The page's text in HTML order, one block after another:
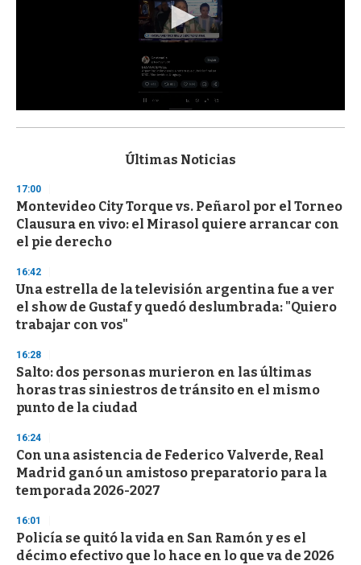
s
d
s
o
f
3
s
e
c
o
n
Últimas Noticias
17:00
Montevideo City Torque vs. Peñarol por el Torneo
Clausura en vivo: el Mirasol quiere arrancar con
el pie derecho
16:42
Una estrella de la televisión argentina fue a ver
el show de Gustaf y quedó deslumbrada: "Quiero
trabajar con vos"
16:28
Salto: dos personas murieron en las últimas
horas tras siniestros de tránsito en el mismo
punto de la ciudad
16:24
Con una asistencia de Federico Valverde, Real
Madrid ganó un amistoso preparatorio para la
temporada 2026-2027
16:01
Policía se quitó la vida en San Ramón y es el
décimo efectivo que lo hace en lo que va de 2026